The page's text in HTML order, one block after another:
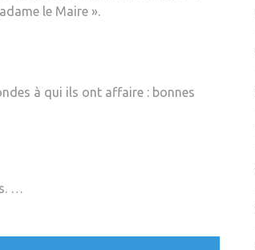
le Maire ».
à qui ils ont affaire : bonnes
…